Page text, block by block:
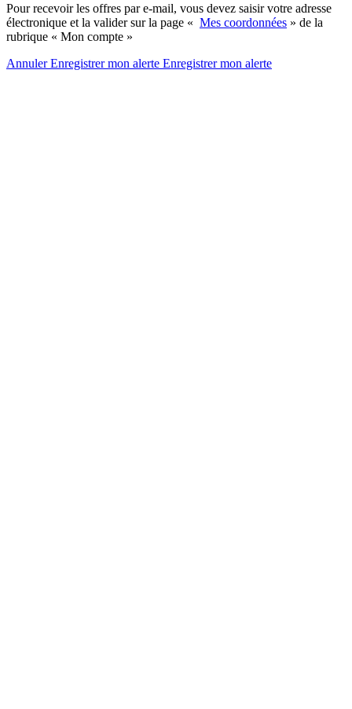
Pour recevoir les offres par e-mail, vous devez saisir votre adresse
électronique et la valider sur la page « Mes coordonnées » de la
rubrique « Mon compte »
AnnulerEnregistrer mon alerte Enregistrermon alerte